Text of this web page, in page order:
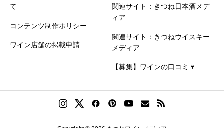
て
コンテンツ制作ポリシー
ワイン店舗の掲載申請
関連サイト：きつね日本酒メデ
ィア
関連サイト：きつねウイスキー
メディア
【募集】ワインの口コミ🍷